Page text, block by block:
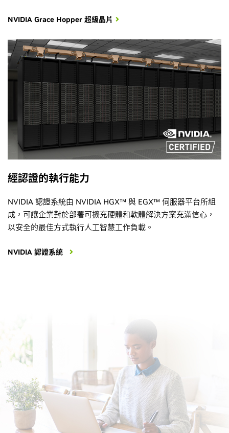
NVIDIA Grace Hopper 超級晶片
經認證的執行能力
NVIDIA 認證系統由 NVIDIA HGX™ 與 EGX™ 伺服器平台所組
成，可讓企業對於部署可擴充硬體和軟體解決方案充滿信心，
以安全的最佳方式執行人工智慧工作負載。
NVIDIA 認證系統